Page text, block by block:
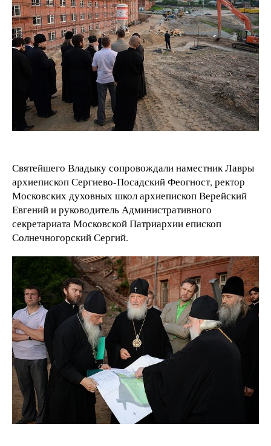
Святейшего Владыку сопровождали наместник Лавры
архиепископ Сергиево-Посадский Феогност, ректор
Московских духовных школ архиепископ Верейский
Евгений и руководитель Административного
секретариата Московской Патриархии епископ
Солнечногорский Сергий.